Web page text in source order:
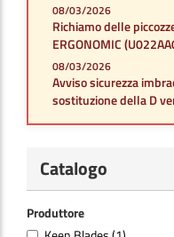
08/03/2026
Richiamo delle
ERGONOMIC
08/03/2026
Avviso sicurezza
sostituzione della D
Catalogo
Produttore